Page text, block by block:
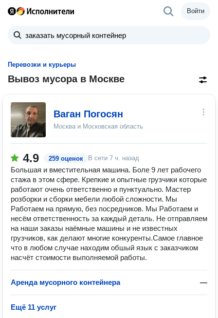
Войти
Перевозки и курьеры
Вывоз мусора в Москве
Ваган Погосян
Москва и Московская область
4.9 259 оценок В сети 7 ч. назад
Большая и вместительная машина. Боле 9 лет рабочего
стажа в этом сфере. Крепкие и опытные грузчики которые
работают очень ответственно и пунктуально. Мастер
розборки и сборки мебели любой сложности. Мы
Работаем на прямую, без посредников. Мы Работаем и
несём ответственность за каждый деталь. Не отправляем
на наши заказы наёмные машины и не известных
грузчиков, как делают многие конкуренты.Самое главное
что в любом случае находим обшый язык с заказчиком
насчёт стоимости выполняемой работы.
Аренда мусорного контейнера —
Ещё 11 услуг